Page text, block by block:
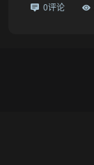
0评论